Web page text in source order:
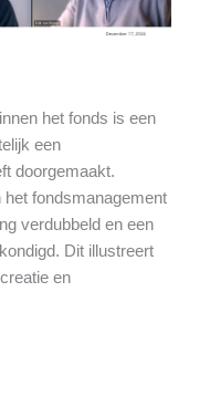
het fonds is een
een
doorgemaakt.
fondsmanagement
verdubbeld en een
Dit illustreert
en